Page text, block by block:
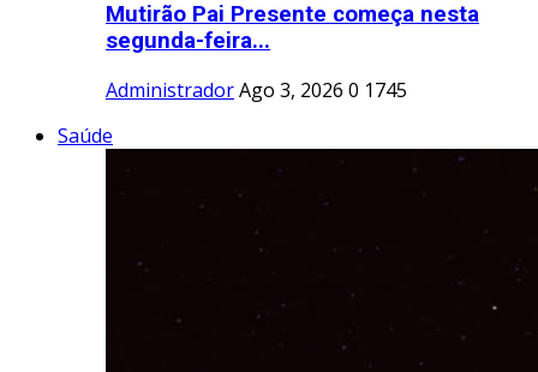
Mutirão Pai Presente começa nesta
segunda-feira...
AdministradorAgo 3, 2026 0 1745
Saúde